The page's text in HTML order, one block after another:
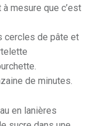
mesure que c’est
cercles de pâte et
de minutes.
en lanières